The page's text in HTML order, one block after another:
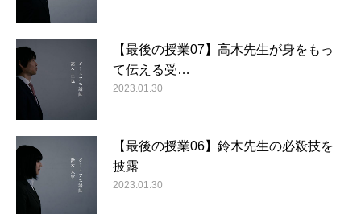
【最後の授業07】高木先生が身をもっ
て伝える受…
2023.01.30
【最後の授業06】鈴木先生の必殺技を
披露
2023.01.30